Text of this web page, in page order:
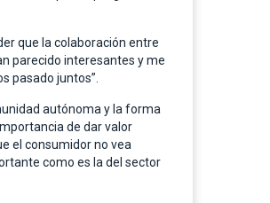
que la colaboración entre
parecido interesantes y me
pasado juntos”.
autónoma y la forma
de dar valor
el consumidor no vea
como es la del sector